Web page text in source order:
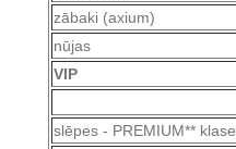
zābaki (axium)
nūjas
VIP
slēpes - PREMIUM** klase